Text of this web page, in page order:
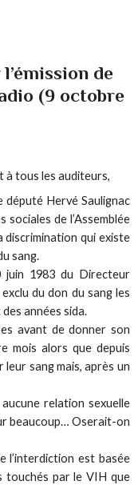
de
(9 octobre
tous les auditeurs,
député Hervé Saulignac
de l’Assemblée
discrimination qui existe
sang.
juin 1983 du Directeur
du don du sang les
années sida.
avant de donner son
mois alors que depuis
sang mais, après un
relation sexuelle
beaucoup… Oserait-on
l’interdiction est basée
touchés par le VIH que